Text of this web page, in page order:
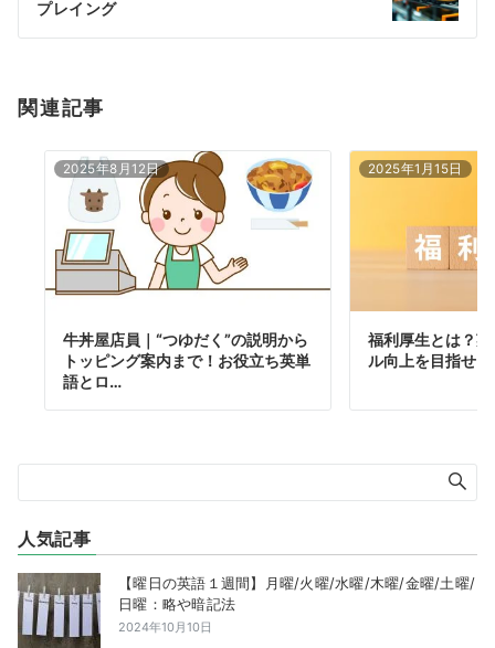
ン
プレイング
関連記事
2025年8月12日
牛丼屋店員｜“つゆだく”の説明から
トッピング案内まで！お役立ち英単
語とロ…
2025年1月15日
福利厚生とは？
ル向上を目指せ
人気記事
【曜日の英語１週間】月曜/火曜/水曜/木曜/金曜/土曜/
日曜：略や暗記法
2024年10月10日